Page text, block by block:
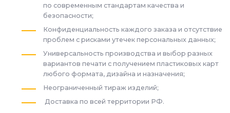
по современным стандартам качества и
безопасности;
Конфиденциальность каждого заказа и отсутствие
проблем с рисками утечек персональных данных;
Универсальность производства и выбор разных
вариантов печати с получением пластиковых карт
любого формата, дизайна и назначения;
Неограниченный тираж изделий;
Доставка по всей территории РФ.